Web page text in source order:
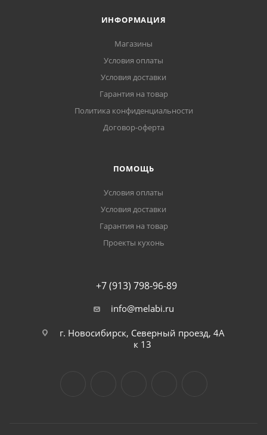
ИНФОРМАЦИЯ
Магазины
Условия оплаты
Условия доставки
Гарантия на товар
Политика конфиденциальности
Договор-оферта
ПОМОЩЬ
Условия оплаты
Условия доставки
Гарантия на товар
Проекты кухонь
+7 (913) 798-96-89
info@melabi.ru
г. Новосибирск, Северный проезд, 4А
к 13